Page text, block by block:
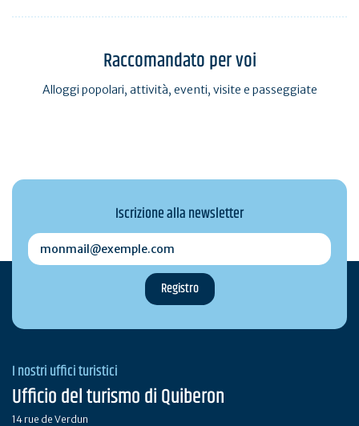
Raccomandato per voi
Alloggi popolari, attività, eventi, visite e passeggiate
Iscrizione alla newsletter
monmail@exemple.com
I nostri uffici turistici
Ufficio del turismo di Quiberon
14 rue de Verdun